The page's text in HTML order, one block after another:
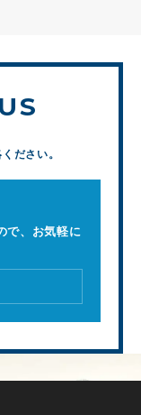
ださい。
で、お気軽に